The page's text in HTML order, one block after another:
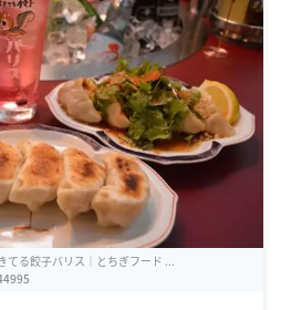
てる餃子バリス｜とちぎフード ...